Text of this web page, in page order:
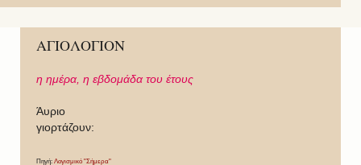
ΑΓΙΟΛΟΓΙΟΝ
η ημέρα, η εβδομάδα του έτους
Άυριο
γιορτάζουν:
Πηγή: Λογισμικό "Σήμερα"